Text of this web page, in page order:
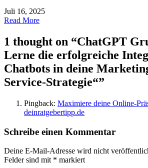
Juli 16, 2025
Read More
1 thought on “ChatGPT
Lerne die erfolgreiche
Chatbots in deine
Service-Strategie“”
Pingback: Maximiere deine Online-
deinratgebertipp.de
Schreibe einen Kommentar
Deine E-Mail-Adresse wird nicht
Felder sind mit * markiert